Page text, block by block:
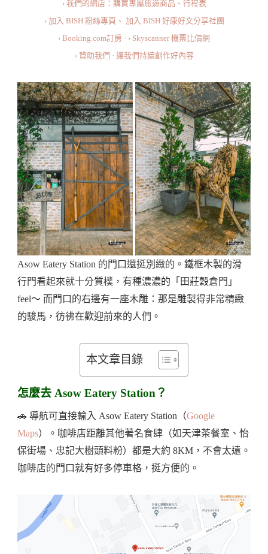
› 我們的網店：購買專屬旅遊商品、行程表
› 加入 BISH 粉絲專頁、 加入 BISH 好康好文分享社團
› Booking.com訂房 · › Skyscanner 機票比價網
› 贊助我們 · 讓我們持續創作好內容
Asow Eatery Station 的門口還挺別緻的。鐵框木製的滑
行門看起來就十分質樸，有種濃濃的「田莊穀倉門」
feel～ 而門口的右邊有一座木雕：那是雕製得非常精緻
的駿馬，彷彿在歡迎前來的人們。
本文章目錄
怎麼去 Asow Eatery Station？
🚗 導航可直接輸入 Asow Eatery Station（Google
Maps）。咖啡店距離其他著名食肆（如天津茶餐室、怡
保街場、忠記大樹頭料粉）都是大約 8KM，不會太遠。
咖啡店的門口就有好多停車格，挺方便的。